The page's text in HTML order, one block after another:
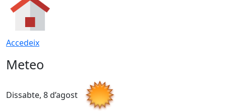
Accedeix
Meteo
Dissabte, 8 d’agost